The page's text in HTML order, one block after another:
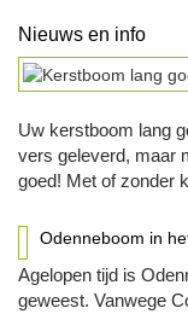
Nieuws en info
Uw kerstboom lang
vers geleverd, maar
goed! Met of zonder
Odenneboom in
Agelopen tijd is
geweest. Vanwege